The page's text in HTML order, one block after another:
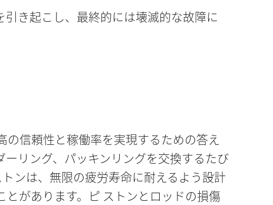
き起こし、最終的には壊滅的な故障に
信頼性と稼働率を実現するための答え
リング、パッキンリングを交換するたび
ンは、無限の疲労寿命に耐えるよう設計
があります。ピ ストンとロッドの損傷